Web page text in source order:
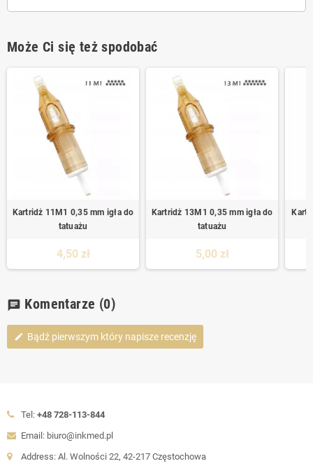
Może Ci się też spodobać
Kartridż 11M1 0,35 mm igła do
tatuażu
4,50 zł
Kartridż 13M1 0,35 mm igła do
tatuażu
5,00 zł
chat Komentarze (0)
edit Bądź pierwszym który napisze recenzję
Tel: +48 728-113-844
Email: biuro@inkmed.pl
Address: Al. Wolności 22, 42-217 Częstochowa